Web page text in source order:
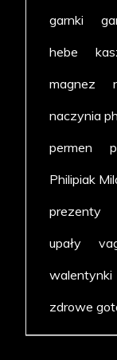
garnki
hebe
magnez
naczynia
permen
Philipiak
prezenty
upały
walentynki
zdrowe